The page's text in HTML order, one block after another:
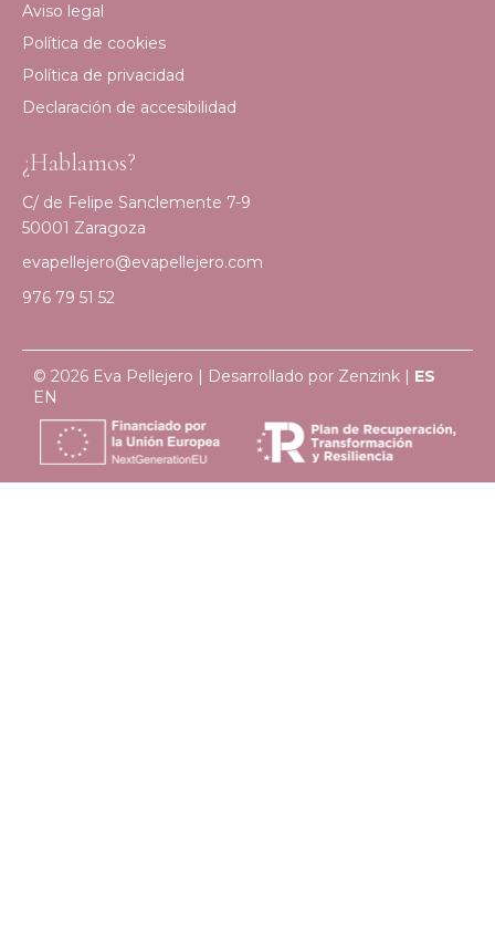
Aviso legal
Política de cookies
Política de privacidad
Declaración de accesibilidad
¿Hablamos?
C/ de Felipe Sanclemente 7-9
50001 Zaragoza
evapellejero@evapellejero.com
976 79 51 52
© 2026 Eva Pellejero | Desarrollado por Zenzink | ES
EN